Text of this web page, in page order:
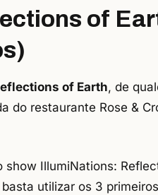
of
of Earth, de
do restaurante Rose &
IllumiNations:
utilizar os 3